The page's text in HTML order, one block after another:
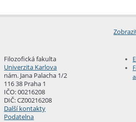
Filozofická fakulta
Univerzita Karlova
nám. Jana Palacha 1/2
116 38 Praha 1
IČO: 00216208
DIČ: CZ00216208
Další kontakty
Podatelna